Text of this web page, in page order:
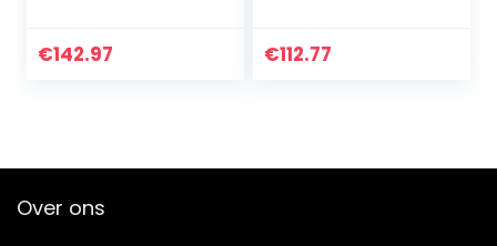
40.5 43mm 46 49
€142.97
Circulaire
€112.77
Over ons